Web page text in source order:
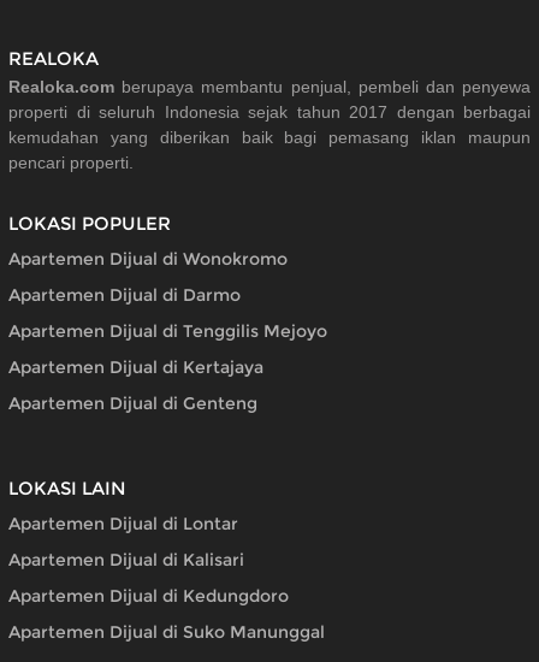
REALOKA
Realoka.com berupaya membantu penjual, pembeli dan penyewa
properti di seluruh Indonesia sejak tahun 2017 dengan berbagai
kemudahan yang diberikan baik bagi pemasang iklan maupun
pencari properti.
LOKASI POPULER
Apartemen Dijual di Wonokromo
Apartemen Dijual di Darmo
Apartemen Dijual di Tenggilis Mejoyo
Apartemen Dijual di Kertajaya
Apartemen Dijual di Genteng
LOKASI LAIN
Apartemen Dijual di Lontar
Apartemen Dijual di Kalisari
Apartemen Dijual di Kedungdoro
Apartemen Dijual di Suko Manunggal